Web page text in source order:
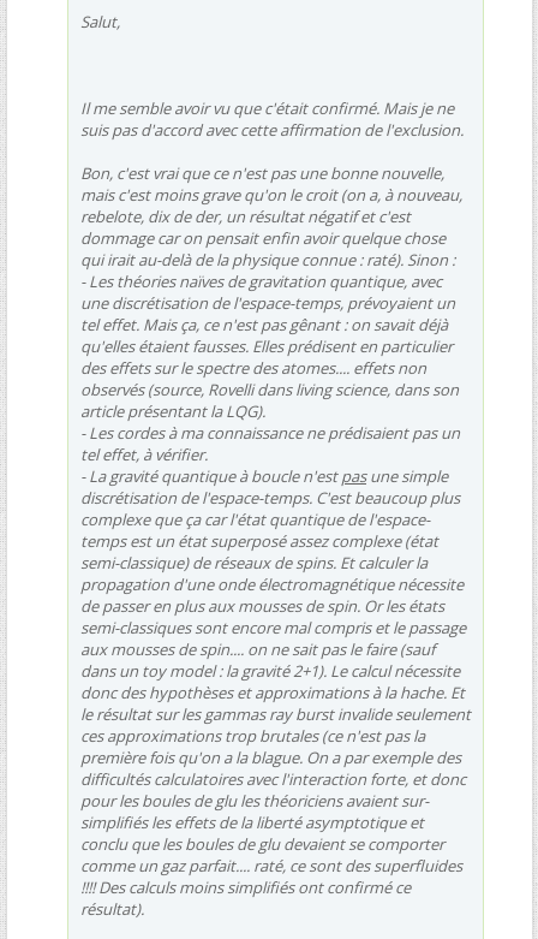
Salut,
Il me semble avoir vu que c'était confirmé. Mais je ne
suis pas d'accord avec cette affirmation de l'exclusion.
Bon, c'est vrai que ce n'est pas une bonne nouvelle,
mais c'est moins grave qu'on le croit (on a, à nouveau,
rebelote, dix de der, un résultat négatif et c'est
dommage car on pensait enfin avoir quelque chose
qui irait au-delà de la physique connue : raté). Sinon :
- Les théories naïves de gravitation quantique, avec
une discrétisation de l'espace-temps, prévoyaient un
tel effet. Mais ça, ce n'est pas gênant : on savait déjà
qu'elles étaient fausses. Elles prédisent en particulier
des effets sur le spectre des atomes.... effets non
observés (source, Rovelli dans living science, dans son
article présentant la LQG).
- Les cordes à ma connaissance ne prédisaient pas un
tel effet, à vérifier.
- La gravité quantique à boucle n'estpasune simple
discrétisation de l'espace-temps. C'est beaucoup plus
complexe que ça car l'état quantique de l'espace-
temps est un état superposé assez complexe (état
semi-classique) de réseaux de spins. Et calculer la
propagation d'une onde électromagnétique nécessite
de passer en plus aux mousses de spin. Or les états
semi-classiques sont encore mal compris et le passage
aux mousses de spin.... on ne sait pas le faire (sauf
dans un toy model : la gravité 2+1). Le calcul nécessite
donc des hypothèses et approximations à la hache. Et
le résultat sur les gammas ray burst invalide seulement
ces approximations trop brutales (ce n'est pas la
première fois qu'on a la blague. On a par exemple des
difficultés calculatoires avec l'interaction forte, et donc
pour les boules de glu les théoriciens avaient sur-
simplifiés les effets de la liberté asymptotique et
conclu que les boules de glu devaient se comporter
comme un gaz parfait.... raté, ce sont des superfluides
!!!! Des calculs moins simplifiés ont confirmé ce
résultat).